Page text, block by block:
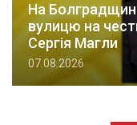
На
вулицю на
Сергія Магли
07.08.2026